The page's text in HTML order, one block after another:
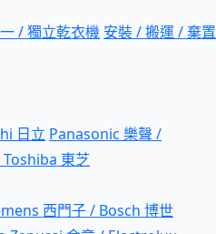
/ 獨立乾衣機 安裝 / 搬運 / 棄置
日立 Panasonic 樂聲 /
東芝
西門子 / Bosch 博世